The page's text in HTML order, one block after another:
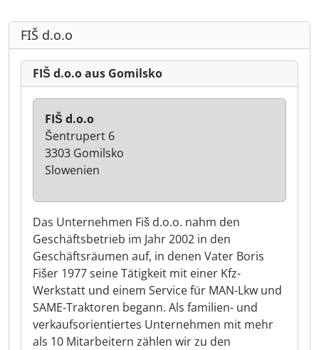
FIŠ d.o.o
FIŠ d.o.o aus Gomilsko
Das Unternehmen Fiš d.o.o. nahm den
Geschäftsbetrieb im Jahr 2002 in den
Geschäftsräumen auf, in denen Vater Boris
Fišer 1977 seine Tätigkeit mit einer Kfz-
Werkstatt und einem Service für MAN-Lkw und
SAME-Traktoren begann. Als familien- und
verkaufsorientiertes Unternehmen mit mehr
als 10 Mitarbeitern zählen wir zu den
FIŠ d.o.o
Šentrupert 6
3303 Gomilsko
Slowenien